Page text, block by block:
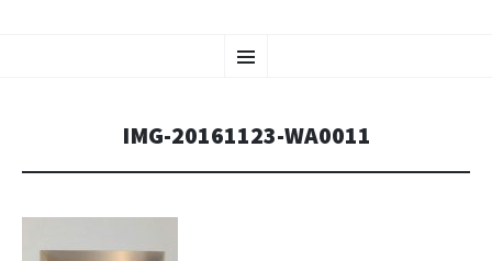
Menu
AL
IMG-20161123-WA0011